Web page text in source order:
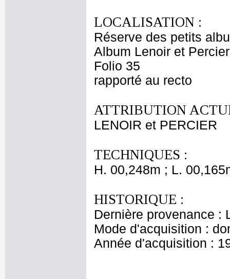
LOCALISATION :
Réserve des petits
Album Lenoir et Percier
Folio 35
rapporté au recto
ATTRIBUTION
LENOIR et PERCIER
TECHNIQUES :
H. 00,248m ; L.
HISTORIQUE :
Dernière provenance :
Mode d'acquisition :
Année d'acquisition :